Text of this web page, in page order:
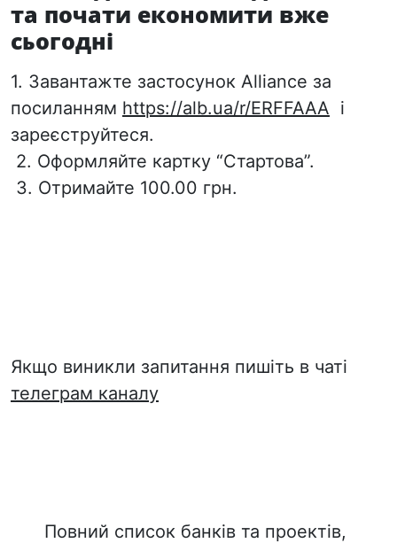
та почати економити вже
сьогодні
1. Завантажте застосунок Alliance за
посиланням https://alb.ua/r/ERFFAAA і
зареєструйтеся.
2. Оформляйте картку “Стартова”.
3. Отримайте 100.00 грн.
Якщо виникли запитання пишіть в чаті
телеграм каналу
Повний список банків та проектів,